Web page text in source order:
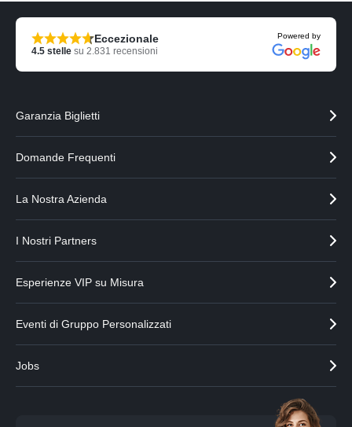
Eccezionale
4.5 stelle su 2.831 recensioni
Powered by
Garanzia Biglietti
Domande Frequenti
La Nostra Azienda
I Nostri Partners
Esperienze VIP su Misura
Eventi di Gruppo Personalizzati
Jobs